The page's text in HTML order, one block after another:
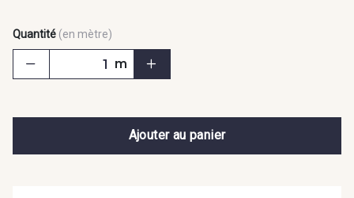
Quantité (en mètre)
m
Ajouter au panier